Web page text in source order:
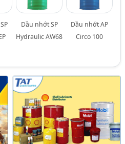
Dầu nhớt SP
Hydraulic AW68
Dầu nhớt AP
Circo 100